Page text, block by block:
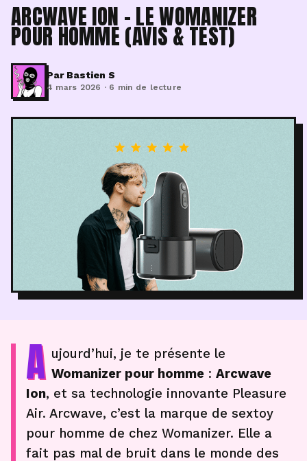
ARCWAVE ION – LE WOMANIZER
POUR HOMME (AVIS & TEST)
Par Bastien S
4 mars 2026 · 6 min de lecture
A ujourd’hui, je te présente le
Womanizer pour homme : Arcwave
Ion, et sa technologie innovante Pleasure
Air. Arcwave, c’est la marque de sextoy
pour homme de chez Womanizer. Elle a
fait pas mal de bruit dans le monde des